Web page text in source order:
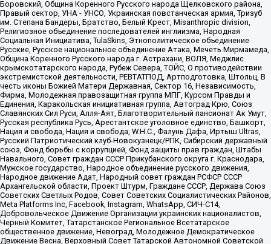
Боровский, Община Коренного Русского народа Щелковского района,
Правый сектор, УНА - УНСО, Украинская повстанческая армия, Тризуб
им. Степана Бандеры, Братство, Белый Крест, Misanthropic division,
Религиозное объединение последователей инглиизма, Народная
Социальная Инициатива, TulaSkins, Этнополитическое объединение
Русские, Русское национальное объединение Атака, Мечеть Мирмамеда,
Община Коренного Русского народа г. Астрахани, ВОЛЯ, Меджлис
крымскотатарского народа, Рубеж Севера, ТОЙС, О противодействии
экстремистской деятельности, РЕВТАТПОД, Артподготовка, Штольц, В
честь иконы Божией Матери Державная, Сектор 16, Независимость,
Фирма, Молодежная правозащитная группа МПГ, Курсом Правды и
Единения, Каракольская инициативная группа, Автоград Крю, Союз
Славянских Сил Руси, Алля-Аят, Благотворительный пансионат Ак Умут,
Русская республика Русь, Арестантское уголовное единство, Башкорт,
Нация и свобода, Нация и свобода, W.H.С., Фалунь Дафа, Иртыш Ultras,
Русский Патриотический клуб-Новокузнецк/РПК, Сибирский державный
союз, Фонд борьбы с коррупцией, Фонд защиты прав граждан, Штабы
Навального, Совет граждан СССР Прикубанского округа г. Краснодара,
Мужское государство, Народное объединение русского движения,
Народное движение Адат, Народный совет граждан РСФСР СССР
Архангельской области, Проект Штурм, Граждане СССР, Держава Союз
Советских Светлых Родов, Совет Советских Социалистических Районов,
Meta Platforms Inc, Facebook, Instagram, WhatsApp, СИЧ-С14,
Добровольческое Движение Организации украинских националистов,
Черный Комитет, Татарстанское Региональное Всетатарское
общественное движение, Невоград, Молодежное Демократическое
Движение Весна, Верховный Совет Татарской Автономной Советской